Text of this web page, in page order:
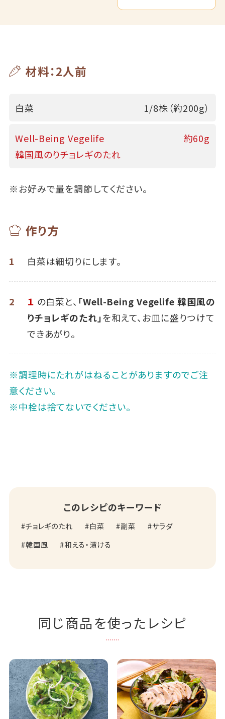
材料：2人前
白菜 1/8株（約200g）
Well-Being Vegelife
韓国風のりチョレギのたれ
約60g
※お好みで量を調節してください。
作り方
1 白菜は細切りにします。
2 １ の白菜と、 「Well-Being Vegelife 韓国風の
りチョレギのたれ」を和えて、お皿に盛りつけて
できあがり。
※調理時にたれがはねることがありますのでご注
意ください。
※中栓は捨てないでください。
このレシピのキーワード
チョレギのたれ 白菜 副菜
サラダ
韓国風
和える・漬ける
同じ商品を使ったレシピ